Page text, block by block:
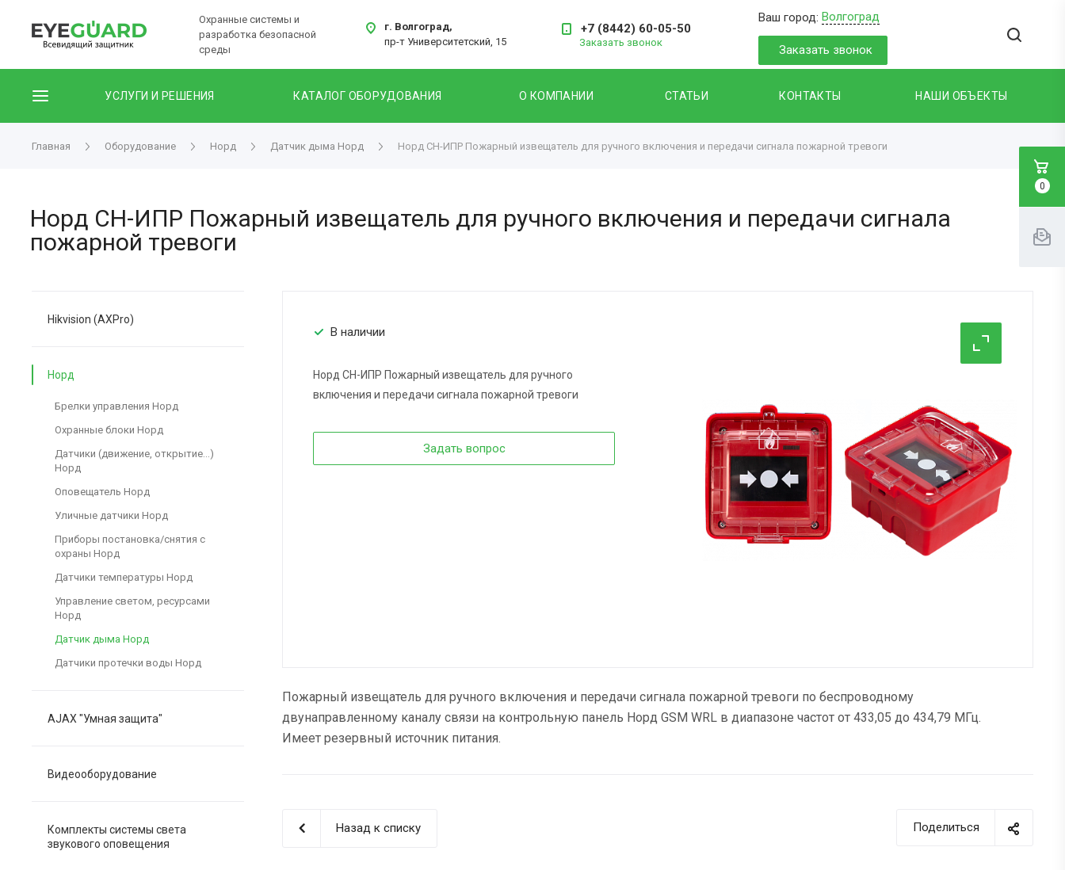
Охранные системы и
разработка безопасной
среды
г. Волгоград,
пр-т Университетский, 15
+7 (8442) 60-05-50
Заказать звонок
Ваш город: Волгоград
Заказать звонок
УСЛУГИ И РЕШЕНИЯ КАТАЛОГ ОБОРУДОВАНИЯ О КОМПАНИИ СТАТЬИ КОНТАКТЫ НАШИ ОБЪЕКТЫ
Главная Оборудование Норд Датчик дыма Норд Норд СН-ИПР Пожарный извещатель для ручного включения и передачи сигнала пожарной тревоги
Норд СН-ИПР Пожарный извещатель для ручного включения и передачи сигнала
пожарной тревоги
В наличии
Норд СН-ИПР Пожарный извещатель для ручного
включения и передачи сигнала пожарной тревоги
Задать вопрос
Пожарный извещатель для ручного включения и передачи сигнала пожарной тревоги по беспроводному
двунаправленному каналу связи на контрольную панель Норд GSM WRL в диапазоне частот от 433,05 до 434,79 МГц.
Имеет резервный источник питания.
Поделиться
Назад к списку
Hikvision (AXPro)
Норд
Брелки управления Норд
Охранные блоки Норд
Датчики (движение, открытие...)
Норд
Оповещатель Норд
Уличные датчики Норд
Приборы постановка/снятия с
охраны Норд
Датчики температуры Норд
Управление светом, ресурсами
Норд
Датчик дыма Норд
Датчики протечки воды Норд
AJAX "Умная защита"
Видеооборудование
Комплекты системы света
звукового оповещения
0